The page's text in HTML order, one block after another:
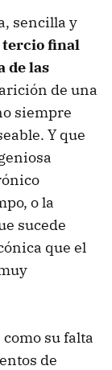
sencilla y
tercio final
de las
de una
siempre
Y que
o la
sucede
que el
su falta
de